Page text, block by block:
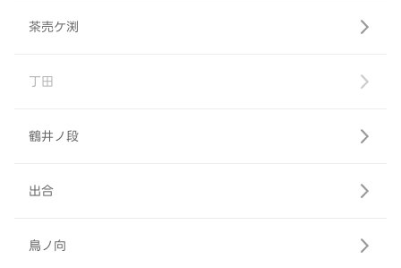
茶売ケ渕
丁田
鶴井ノ段
出合
鳥ノ向